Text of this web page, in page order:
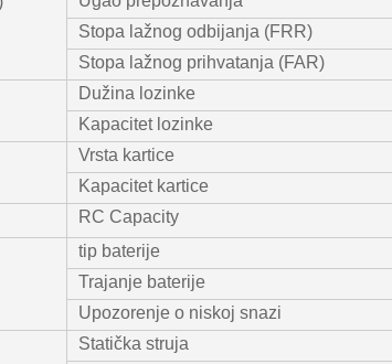
Stopa lažnog odbijanja (FRR)
Stopa lažnog prihvatanja (FAR)
Dužina lozinke
Kapacitet lozinke
Vrsta kartice
Kapacitet kartice
RC Capacity
tip baterije
Trajanje baterije
Upozorenje o niskoj snazi
Statička struja